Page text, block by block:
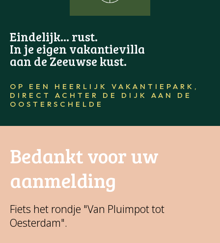
Eindelijk... rust.
In je eigen vakantievilla
aan de Zeeuwse kust.
OP EEN HEERLIJK VAKANTIEPARK,
DIRECT ACHTER DE DIJK AAN DE
OOSTERSCHELDE
Bedankt voor uw
aanmelding
Fiets het rondje "Van Pluimpot tot
Oesterdam".